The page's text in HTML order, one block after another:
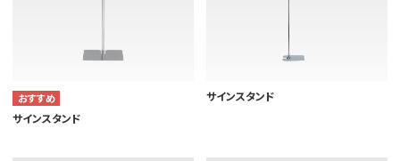
サインスタンド
サインスタンド